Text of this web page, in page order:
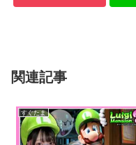
関連記事
すぐたま